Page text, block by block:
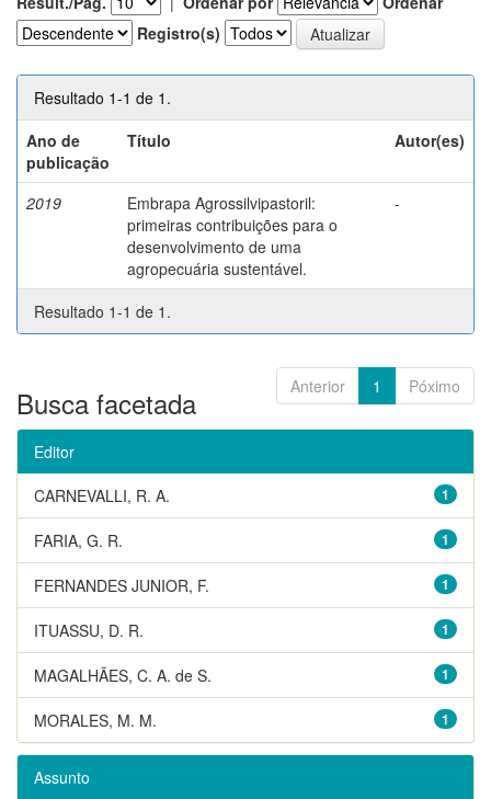
Registro(s)
Resultado 1-1 de 1.
Ano de
publicação
Título Autor(es)
2019
Embrapa Agrossilvipastoril:
primeiras contribuições para o
desenvolvimento de uma
agropecuária sustentável.
-
Resultado 1-1 de 1.
Anterior 1 Póximo
Busca facetada
Editor
1
CARNEVALLI, R. A.
1
FARIA, G. R.
1
FERNANDES JUNIOR, F.
1
ITUASSU, D. R.
1
MAGALHÃES, C. A. de S.
1
MORALES, M. M.
Assunto